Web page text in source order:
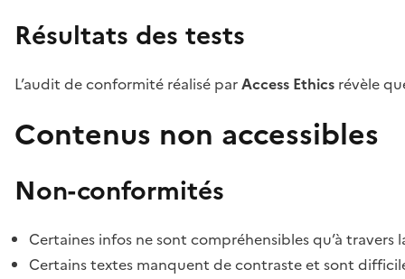
Résultats des tests
L’audit de conformité réalisé parAccess Ethics révèle
Contenus non accessibles
Non-conformités
Certaines infos ne sont compréhensibles qu’à travers
Certains textes manquent de contraste et sont